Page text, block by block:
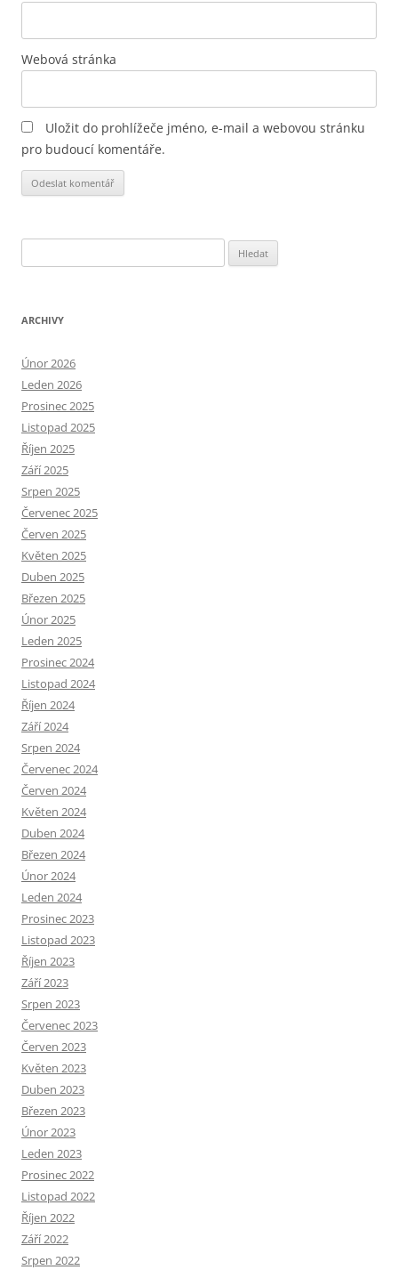
Webová stránka
Uložit do prohlížeče jméno, e-mail a webovou stránku
pro budoucí komentáře.
ARCHIVY
Únor 2026
Leden 2026
Prosinec 2025
Listopad 2025
Říjen 2025
Září 2025
Srpen 2025
Červenec 2025
Červen 2025
Květen 2025
Duben 2025
Březen 2025
Únor 2025
Leden 2025
Prosinec 2024
Listopad 2024
Říjen 2024
Září 2024
Srpen 2024
Červenec 2024
Červen 2024
Květen 2024
Duben 2024
Březen 2024
Únor 2024
Leden 2024
Prosinec 2023
Listopad 2023
Říjen 2023
Září 2023
Srpen 2023
Červenec 2023
Červen 2023
Květen 2023
Duben 2023
Březen 2023
Únor 2023
Leden 2023
Prosinec 2022
Listopad 2022
Říjen 2022
Září 2022
Srpen 2022